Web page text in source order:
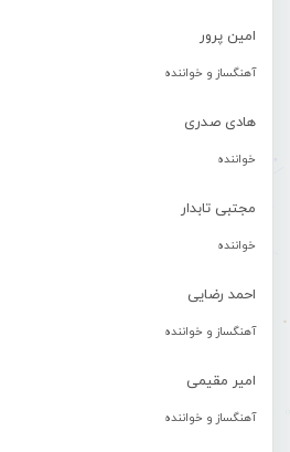
امین پرور
آهنگساز و خواننده
هادی صدری
خواننده
مجتبی تابدار
خواننده
احمد رضایی
آهنگساز و خواننده
امیر مقیمی
آهنگساز و خواننده